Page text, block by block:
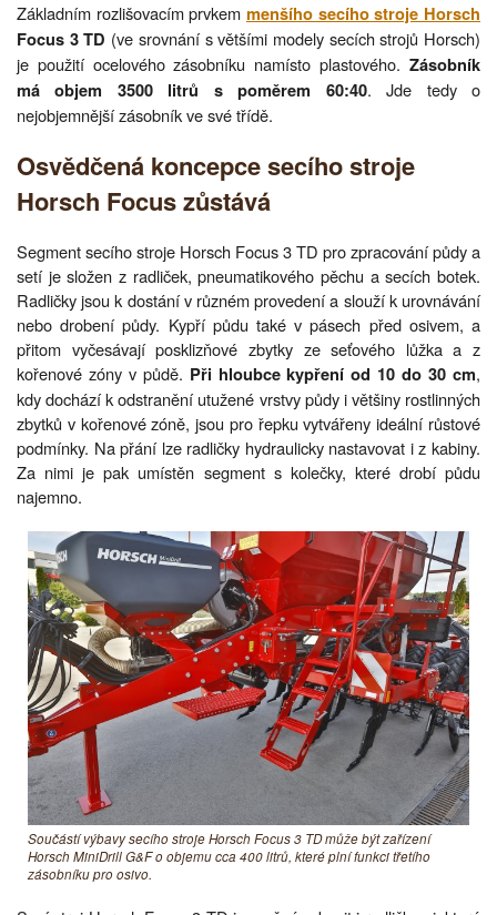
Základním rozlišovacím prvkem menšího secího stroje Horsch
Focus 3 TD (ve srovnání s většími modely secích strojů Horsch)
je použití ocelového zásobníku namísto plastového. Zásobník
má objem 3500 litrů s poměrem 60:40. Jde tedy o
nejobjemnější zásobník ve své třídě.
Osvědčená koncepce secího stroje
Horsch Focus zůstává
Segment secího stroje Horsch Focus 3 TD pro zpracování půdy a
setí je složen z radliček, pneumatikového pěchu a secích botek.
Radličky jsou k dostání v různém provedení a slouží k urovnávání
nebo drobení půdy. Kypří půdu také v pásech před osivem, a
přitom vyčesávají posklizňové zbytky ze seťového lůžka a z
kořenové zóny v půdě. Při hloubce kypření od 10 do 30 cm,
kdy dochází k odstranění utužené vrstvy půdy i většiny rostlinných
zbytků v kořenové zóně, jsou pro řepku vytvářeny ideální růstové
podmínky. Na přání lze radličky hydraulicky nastavovat i z kabiny.
Za nimi je pak umístěn segment s kolečky, které drobí půdu
najemno.
Součástí výbavy secího stroje Horsch Focus 3 TD může být zařízení
Horsch MiniDrill G&F o objemu cca 400 litrů, které plní funkci třetího
zásobníku pro osivo.